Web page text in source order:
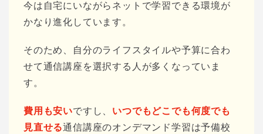
今は自宅にいながらネットで学習できる環境が
かなり進化しています。
そのため、自分のライフスタイルや予算に合わ
せて通信講座を選択する人が多くなっていま
す。
費用も安いですし、 いつでもどこでも何度でも
見直せる通信講座のオンデマンド学習は予備校